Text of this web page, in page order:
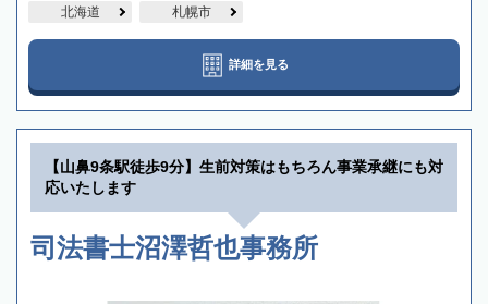
北海道 札幌市
詳細を見る
【山鼻9条駅徒歩9分】生前対策はもちろん事業承継にも対
応いたします
司法書士沼澤哲也事務所